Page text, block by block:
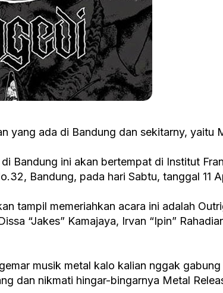
yang ada di Bandung dan sekitarny, yaitu
Bandung ini akan bertempat di Institut
Bandung, pada hari Sabtu, tanggal 11
tampil memeriahkan acara ini adalah
“Jakes” Kamajaya, Irvan “Ipin”
musik metal kalo kalian nggak
dan nikmati hingar-bingarnya Metal